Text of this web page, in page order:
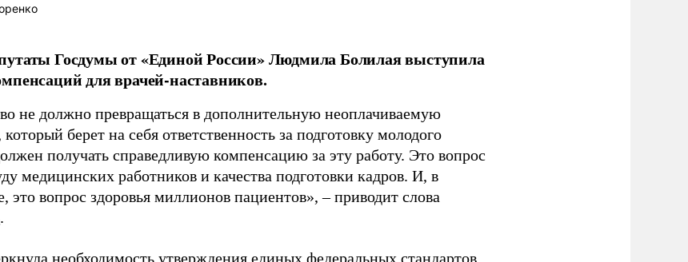
Госдумы от «Единой России» Людмила Болилая выступила
для врачей-наставников.
не должно превращаться в дополнительную неоплачиваемую
который берет на себя ответственность за подготовку молодого
получать справедливую компенсацию за эту работу. Это вопрос
медицинских работников и качества подготовки кадров. И, в
это вопрос здоровья миллионов пациентов», – приводит слова
.
необходимость утверждения единых федеральных стандартов.